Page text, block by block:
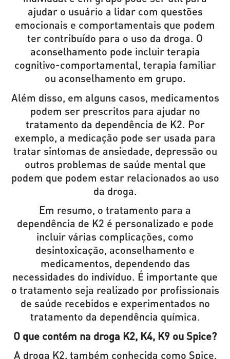
ajudar o usuário a lidar com questões
emocionais e comportamentais que podem
ter contribuído para o uso da droga. O
aconselhamento pode incluir terapia
cognitivo-comportamental, terapia familiar
ou aconselhamento em grupo.
Além disso, em alguns casos, medicamentos
podem ser prescritos para ajudar no
tratamento da dependência de K2. Por
exemplo, a medicação pode ser usada para
tratar sintomas de ansiedade, depressão ou
outros problemas de saúde mental que
podem que podem estar relacionados ao uso
da droga.
Em resumo, o tratamento para a
dependência de K2 é personalizado e pode
incluir várias complicações, como
desintoxicação, aconselhamento e
medicamentos, dependendo das
necessidades do indivíduo. É importante que
o tratamento seja realizado por profissionais
de saúde recebidos e experimentados no
tratamento da dependência química.
O que contém na droga K2, K4, K9 ou Spice?
A droga K2, também conhecida como Spice,